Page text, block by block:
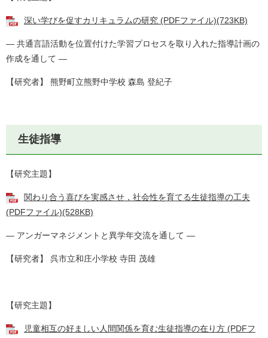
深い学びを促すカリキュラムの研究 (PDFファイル)(723KB)
― 共通言語活動を位置付けた学習プロセスを取り入れた指導計画の
作成を通して ―
【研究者】 熊野町立熊野中学校 森島 登紀子
生徒指導
【研究主題】
関わり合う喜びを実感させ，社会性を育てる生徒指導の工夫
(PDFファイル)(528KB)
― アンガーマネジメントと異学年交流を通して ―
【研究者】 呉市立和庄小学校 寺田 茂雄
【研究主題】
児童相互の好ましい人間関係を育む生徒指導の在り方 (PDFフ